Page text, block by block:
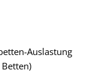
Auslastung